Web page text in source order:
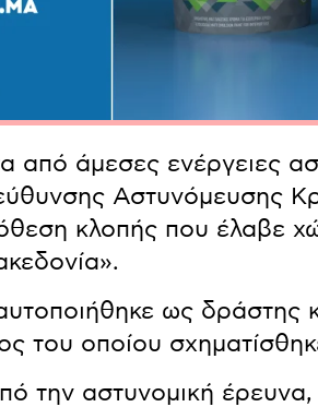
από άμεσες ενέργειες
Αστυνόμευσης
κλοπής που έλαβε
ως
του οποίου
την αστυνομική